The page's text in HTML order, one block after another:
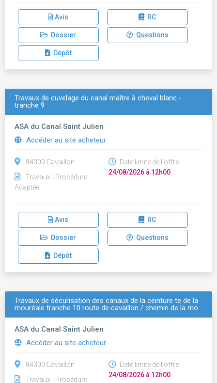
Avis RC
Dossier Questions
Dépôt
Travaux de cuvelage du canal maître à cheval blanc -
tranche 9
ASA du Canal Saint Julien
Accéder au site acheteur
84300 Cavaillon
Travaux - Procédure
Adaptée
Date limite de l'offre :
24/08/2026 à 12h00
Avis RC
Dossier Questions
Dépôt
Travaux de sécurisation des canaux de la ceinture te de la
mouréale tranche 10 route de cavaillon / chemin de la mo…
ASA du Canal Saint Julien
Accéder au site acheteur
84300 Cavaillon
Travaux - Procédure
Date limite de l'offre :
24/08/2026 à 12h00